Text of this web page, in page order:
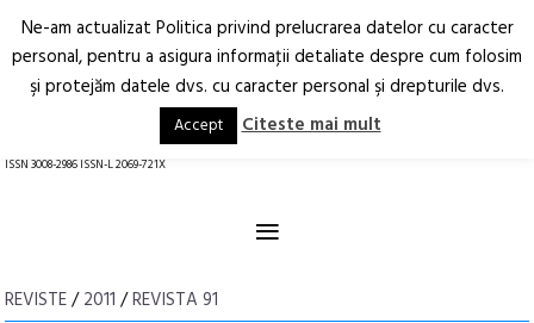
Arhitectură.
Oraș.
RO EN
ISSN 3008-2986 ISSN-L 2069-721X
≡
REVISTE/2011 /REVISTA 91
Ne-am actualizat Politica privind prelucrarea datelor cu caracter
personal, pentru a asigura informaţii detaliate despre cum folosim
şi protejăm datele dvs. cu caracter personal şi drepturile dvs.
Accept Citeste mai mult